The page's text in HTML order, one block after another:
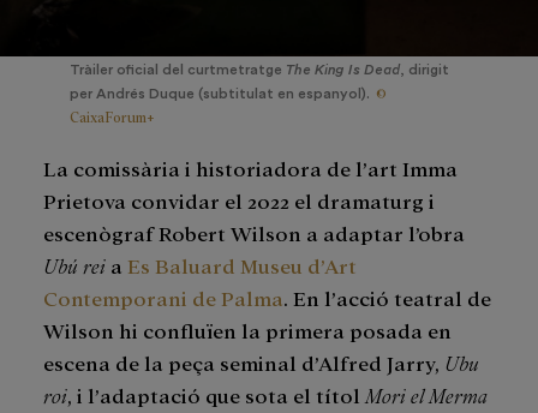
Tràiler oficial del curtmetratge The King Is Dead , dirigit
per Andrés Duque (subtitulat en espanyol). ©
CaixaForum+
La comissària i historiadora de l’art Imma
Prietova convidar el 2022 el dramaturg i
escenògraf Robert Wilson a adaptar l’obra
Ubú rei a Es Baluard Museu d’Art
Contemporani de Palma. En l’acció teatral de
Wilson hi confluïen la primera posada en
escena de la peça seminal d’Alfred Jarry, Ubu
roi, i l’adaptació que sota el títol Mori el Merma